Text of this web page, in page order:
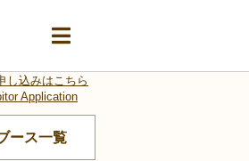
ース一覧
し込みはこちら
Application